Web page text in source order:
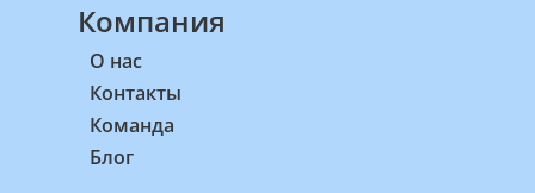
Компания
О нас
Контакты
Команда
Блог